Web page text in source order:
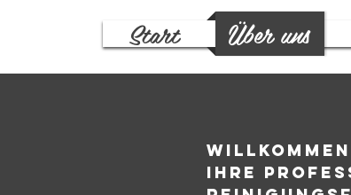
Start Über uns
Ihre